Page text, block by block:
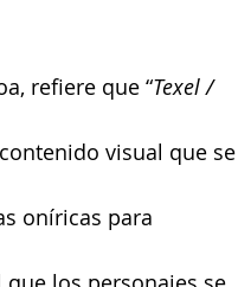
refiere que “Texel /
visual que se
oníricas para